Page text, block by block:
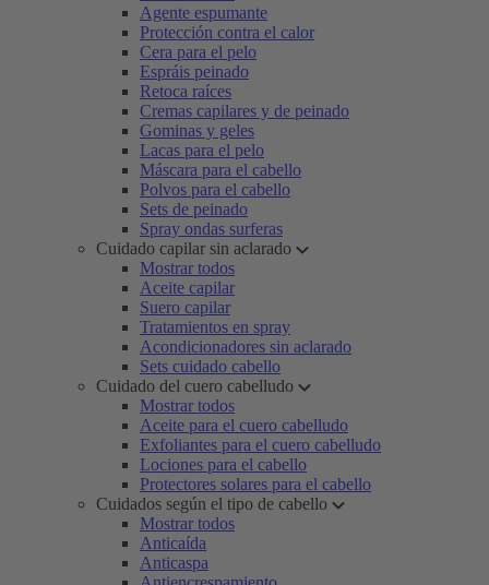
Agente espumante
Protección contra el calor
Cera para el pelo
Espráis peinado
Retoca raíces
Cremas capilares y de peinado
Gominas y geles
Lacas para el pelo
Máscara para el cabello
Polvos para el cabello
Sets de peinado
Spray ondas surferas
Cuidado capilar sin aclarado
Mostrar todos
Aceite capilar
Suero capilar
Tratamientos en spray
Acondicionadores sin aclarado
Sets cuidado cabello
Cuidado del cuero cabelludo
Mostrar todos
Aceite para el cuero cabelludo
Exfoliantes para el cuero cabelludo
Lociones para el cabello
Protectores solares para el cabello
Cuidados según el tipo de cabello
Mostrar todos
Anticaída
Anticaspa